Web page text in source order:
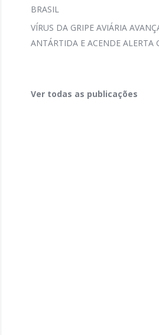
BRASIL
VÍRUS DA GRIPE AVIÁRIA
ANTÁRTIDA E ACENDE ALERTA
Ver todas as publicações